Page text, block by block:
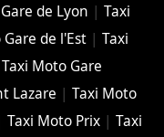
de Lyon | Taxi
de l'Est |Taxi
Taxi Moto Gare
Lazare | Taxi Moto
Taxi Moto Prix| Taxi